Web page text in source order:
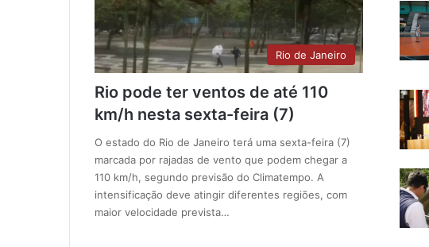
Rio de Janeiro
Rio pode ter ventos de até 110
km/h nesta sexta-feira (7)
O estado do Rio de Janeiro terá uma sexta-feira (7)
marcada por rajadas de vento que podem chegar a
110 km/h, segundo previsão do Climatempo. A
intensificação deve atingir diferentes regiões, com
maior velocidade prevista…